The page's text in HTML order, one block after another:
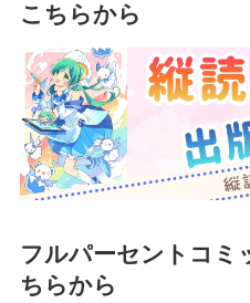
こちらから
フルパーセントコミ
ちらから